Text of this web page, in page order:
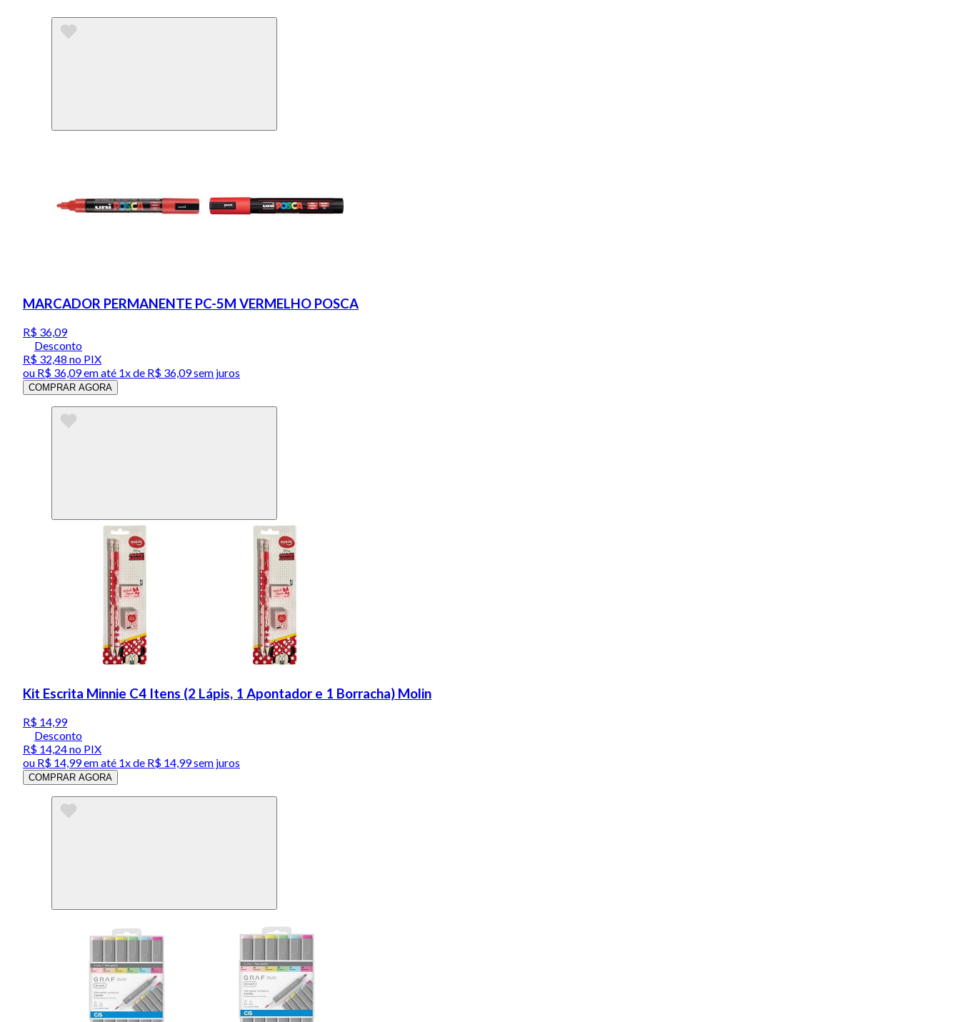
MARCADOR PERMANENTE PC-5M VERMELHO POSCA
R$ 36,09
Desconto
R$ 32,48 no PIX
ou R$ 36,09em até 1x de R$ 36,09sem juros
COMPRAR AGORA
Kit Escrita Minnie C4 Itens (2 Lápis, 1 Apontador e 1 Borracha) Molin
R$ 14,99
Desconto
R$ 14,24no PIX
ou R$ 14,99em até 1x de R$ 14,99sem juros
COMPRAR AGORA